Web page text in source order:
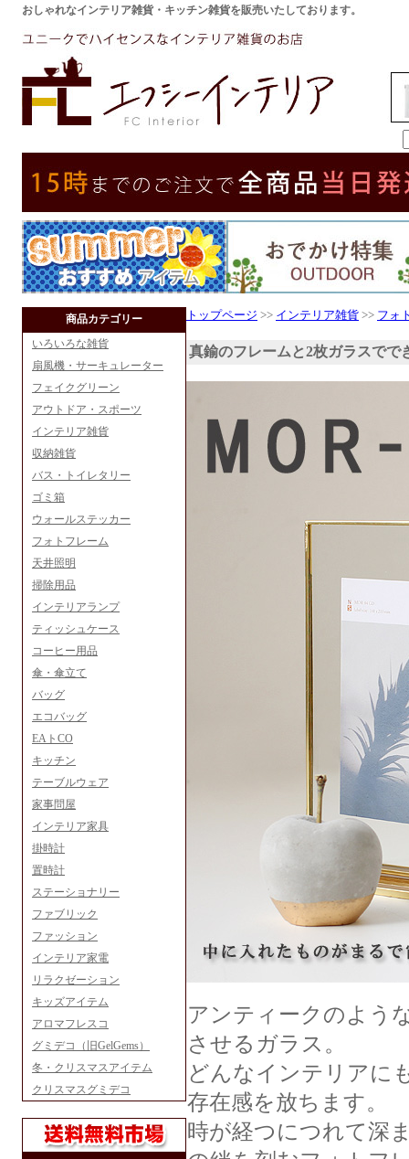
おしゃれなインテリア雑貨・キッチン雑貨を販売いたしております。
商品カテゴリー
いろいろな雑貨
扇風機・サーキュレーター
フェイクグリーン
アウトドア・スポーツ
インテリア雑貨
収納雑貨
バス・トイレタリー
ゴミ箱
ウォールステッカー
フォトフレーム
天井照明
掃除用品
インテリアランプ
ティッシュケース
コーヒー用品
傘・傘立て
バッグ
エコバッグ
EAトCO
キッチン
テーブルウェア
家事問屋
インテリア家具
掛時計
置時計
ステーショナリー
ファブリック
ファッション
インテリア家電
リラクゼーション
キッズアイテム
アロマフレスコ
グミデコ（旧GelGems）
冬・クリスマスアイテム
クリスマスグミデコ
トップページ >> インテリア雑貨 >> フォ
真鍮のフレームと2枚ガラスでで
アンティークのよう
させるガラス。
どんなインテリアに
存在感を放ちます。
時が経つにつれて深